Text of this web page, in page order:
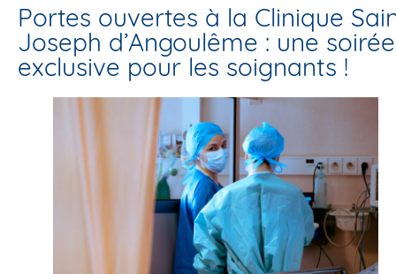
Portes ouvertes à la Clinique
Joseph d’Angoulême : une soirée
exclusive pour les soignants !